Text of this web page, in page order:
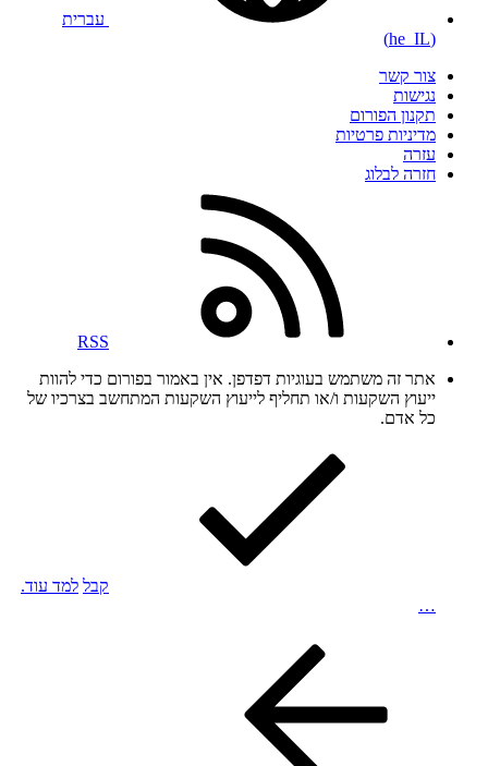
עברית
(he_IL)
צור קשר
נגישות
תקנון הפורום
מדיניות פרטיות
עזרה
חזרה לבלוג
RSS
אתר זה משתמש בעוגיות דפדפן. אין באמור בפורום כדי להוות
ייעוץ השקעות ו/או תחליף לייעוץ השקעות המתחשב בצרכיו של
כל אדם.
קבל למד עוד.
…